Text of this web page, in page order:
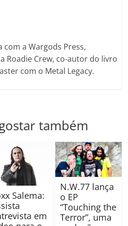
com a Wargods Press,
Roadie Crew, co-autor do livro
com o Metal Legacy.
também
Salema:
em
N.W.77 lança
o EP
“Touching the
Terror”, uma